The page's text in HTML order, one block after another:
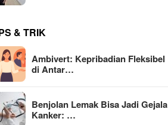
& TRIK
Ambivert: Kepribadian Fleksibel
di Antar…
Benjolan Lemak Bisa Jadi Gejala
Kanker: …